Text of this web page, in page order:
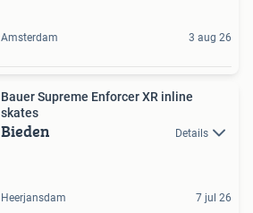
Amsterdam 3 aug 26
Bauer Supreme Enforcer XR inline
skates
Bieden Details
Heerjansdam 7 jul 26